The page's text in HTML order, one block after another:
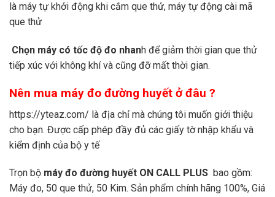
là máy tự khởi động khi cắm que thử, máy tự động cài mã
que thử
Chọn máy có tốc độ đo nhanh để giảm thời gian que thử
tiếp xúc với không khí và cũng đỡ mất thời gian.
Nên mua máy đo đường huyết ở đâu ?
https://yteaz.com/ là địa chỉ mà chúng tôi muốn giới thiệu
cho bạn. Được cấp phép đầy đủ các giấy tờ nhập khẩu và
kiểm định của bộ y tế
Trọn bộ máy đo đường huyết ON CALL PLUS bao gồm:
Máy đo, 50 que thử, 50 Kim. Sản phẩm chính hãng 100%, Giá